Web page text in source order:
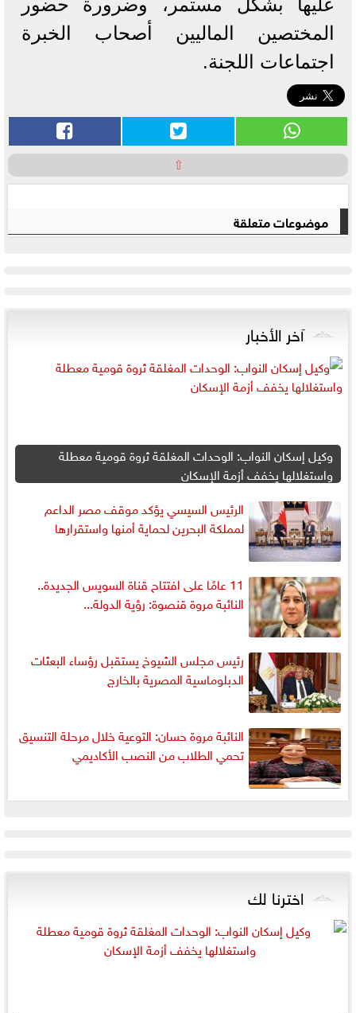
عليها بشكل مستمر، وضرورة حضور
المختصين الماليين أصحاب الخبرة
اجتماعات اللجنة.
⇧
موضوعات متعلقة
آخر الأخبار
وكيل إسكان النواب: الوحدات المغلقة ثروة قومية معطلة
واستغلالها يخفف أزمة الإسكان
الرئيس السيسي يؤكد موقف مصر الداعم
لمملكة البحرين لحماية أمنها واستقرارها
11 عامًا على افتتاح قناة السويس الجديدة..
النائبة مروة قنصوة: رؤية الدولة...
رئيس مجلس الشيوخ يستقبل رؤساء البعثات
الدبلوماسية المصرية بالخارج
النائبة مروة حسان: التوعية خلال مرحلة التنسيق
تحمي الطلاب من النصب الأكاديمي
اخترنا لك